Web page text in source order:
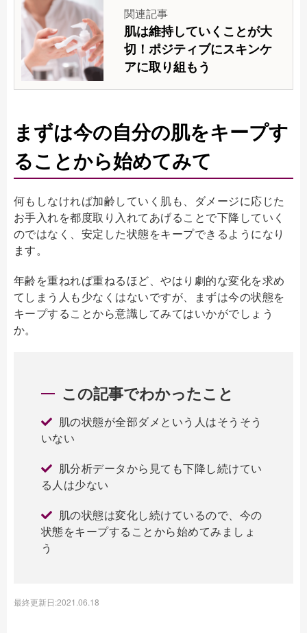
関連記事
肌は維持していくことが大
切！ポジティブにスキンケ
アに取り組もう
まずは今の自分の肌をキープす
ることから始めてみて
何もしなければ加齢していく肌も、ダメージに応じた
お手入れを都度取り入れてあげることで下降していく
のではなく、安定した状態をキープできるようになり
ます。
年齢を重ねれば重ねるほど、やはり劇的な変化を求め
てしまう人も少なくはないですが、まずは今の状態を
キープすることから意識してみてはいかがでしょう
か。
この記事でわかったこと
肌の状態が全部ダメという人はそうそう
いない
肌分析データから見ても下降し続けてい
る人は少ない
肌の状態は変化し続けているので、今の
状態をキープすることから始めてみましょ
う
最終更新日:2021.06.18